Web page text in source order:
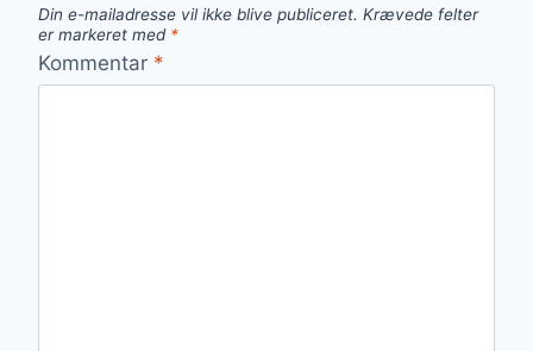
Din e-mailadresse vil ikke blive publiceret. Krævede felter
er markeret med *
Kommentar *